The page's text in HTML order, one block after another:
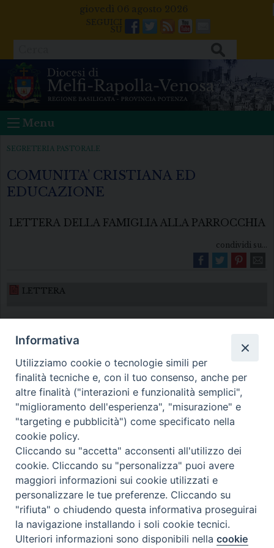
giovedì 06 agosto 2026
Facebook
Twitter
FeedsYoutube
Mail
Menu
SEGRETERIA PASTORALE
COMUNITA’ CRISTIANA ED
EDUCAZIONE
LETTERA DELLA FAMIGLIA ALLA PARROCCHIA
condividi su...
LETTERA
Diocesi di Melfi Rapolla Venosa
• Largo Duomo, 12 - 85025 MELFI (PZ) •
Tel. 0972238604
PEC ufficiale della Diocesi:
diocesi.melfi_rapolla_venosa@legalmail.it
Preferenze Cookie
Informativa
Utilizziamo cookie o tecnologie simili per
finalità tecniche e, con il tuo consenso, anche per
altre finalità ("interazioni e funzionalità semplici",
"miglioramento dell'esperienza", "misurazione" e
"targeting e pubblicità") come specificato nella
cookie policy.
Cliccando su "accetta" acconsenti all'utilizzo dei
cookie. Cliccando su "personalizza" puoi avere
maggiori informazioni sui cookie utilizzati e
personalizzare le tue preferenze. Cliccando su
"rifiuta" o chiudendo questa informativa proseguirai
la navigazione installando i soli cookie tecnici.
Ulteriori informazioni sono disponibili nellacookie